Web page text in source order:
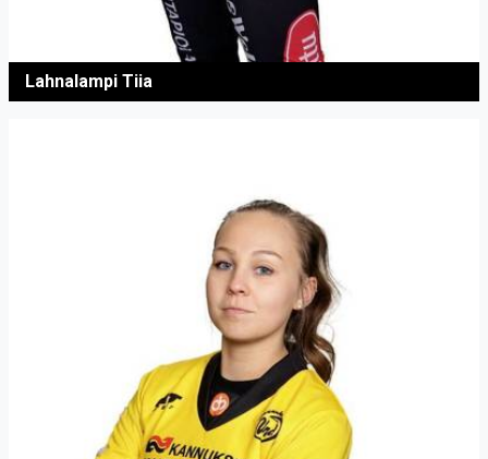
Lahnalampi Tiia